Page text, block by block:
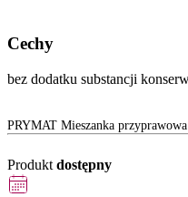
Cechy
bez dodatku substancji
PRYMAT Mieszanka
Produkt dostępny